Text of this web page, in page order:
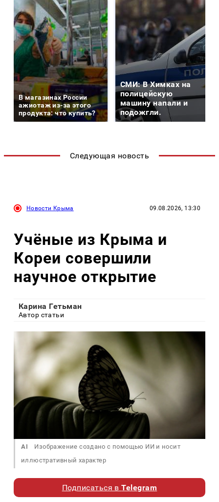
В магазинах России
ажиотаж из-за этого
продукта: что купить?
СМИ: В Химках на
полицейскую
машину напали и
подожгли.
Следующая новость
Новости Крыма 09.08.2026, 13:30
Учёные из Крыма и
Кореи совершили
научное открытие
Карина Гетьман
Автор статьи
AI
Изображение создано с помощью ИИ и носит
иллюстративный характер
Подписаться вTelegram